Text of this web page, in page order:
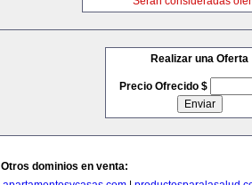
Realizar una Oferta
Precio Ofrecido $
Otros dominios en venta: